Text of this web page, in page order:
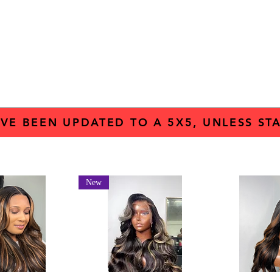
BEEN UPDATED TO A 5X5, UNLESS
New